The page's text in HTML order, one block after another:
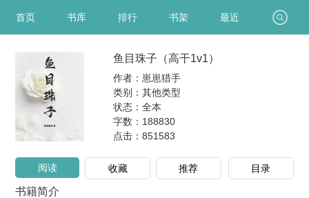
首页 书库 排行 书架 最近
鱼目珠子（高干1v1）
作者：崽崽猎手
类别：其他类型
状态：全本
字数：188830
点击： 851583
阅读 收藏 推荐 目录
书籍简介